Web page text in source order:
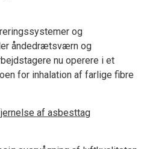
og
åndedrætsværn og
nu operere i et
for inhalation af farlige fibre
af asbesttag